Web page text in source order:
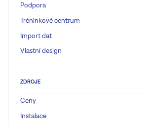
Podpora
Tréninkové centrum
Import dat
Vlastní design
ZDROJE
Ceny
Instalace